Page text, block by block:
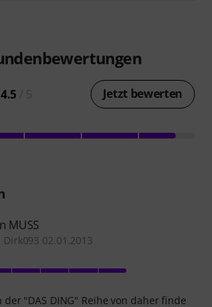
4.5 Jetzt bewerten
MUSS
Dirk093 02.01.2013
der "DAS DING" Reihe von daher finde